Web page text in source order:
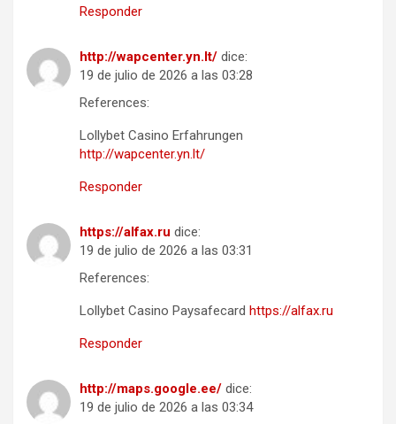
Responder
http://wapcenter.yn.lt/ dice:
19 de julio de 2026 a las 03:28
References:
Lollybet Casino Erfahrungen
http://wapcenter.yn.lt/
Responder
https://alfax.ru dice:
19 de julio de 2026 a las 03:31
References:
Lollybet Casino Paysafecard https://alfax.ru
Responder
http://maps.google.ee/ dice:
19 de julio de 2026 a las 03:34